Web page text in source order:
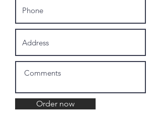
Order now